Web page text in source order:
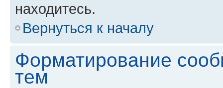
находитесь.
Вернуться к началу
Форматирование
тем